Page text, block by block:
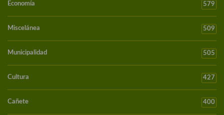
Economía 579
Miscelánea 509
Municipalidad 505
Cultura 427
Cañete 400